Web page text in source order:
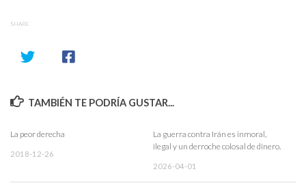
SHARE
TAMBIÉN TE PODRÍA GUSTAR...
La peor derecha
2018-12-26
La guerra contra Irán es inmoral,
ilegal y un derroche colosal de dinero.
2026-04-01